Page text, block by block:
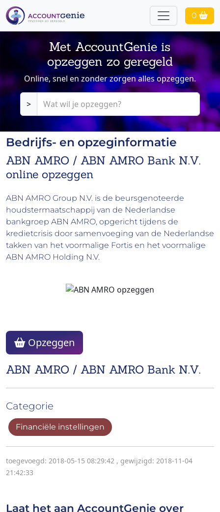
0
Met AccountGenie is
opzeggen zo geregeld
Online, snel en zonder zorgen alles opzeggen.
>
Bedrijfs- en opzeginformatie
ABN AMRO / ABN AMRO Bank N.V.
online opzeggen
ABN AMRO Group N.V. is de beursgenoteerde
houdstermaatschappij van de Nederlandse
bankgroep ABN AMRO, opgericht tijdens de
kredietcrisis door samenvoeging van de Nederlandse
takken van het voormalige Fortis en het voormalige
ABN AMRO Holding N.V.
ABN AMRO / ABN AMRO Bank N.V.
Opzeggen
Categorie
Financiële instellingen
toegevoegd: 2018-05-15 08:29:42 , gewijzigd: 2018-11-04
21:42:33
Laat het aan AccountGenie over